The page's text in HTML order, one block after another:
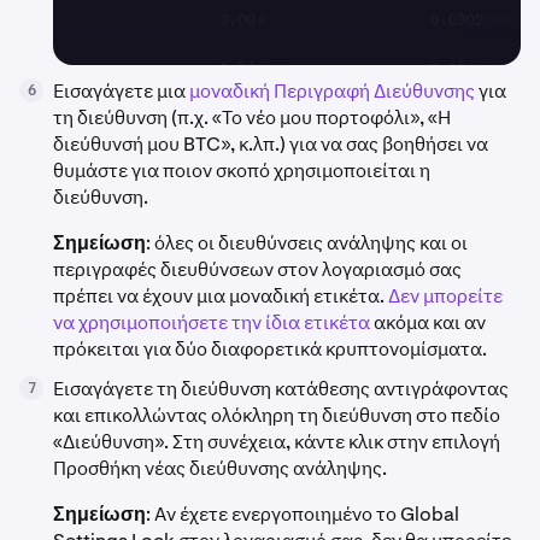
6 Εισαγάγετε μιαμοναδική Περιγραφή Διεύθυνσηςγια
τη διεύθυνση (π.χ. «Το νέο μου πορτοφόλι», «Η
διεύθυνσή μου BTC», κ.λπ.) για να σας βοηθήσει να
θυμάστε για ποιον σκοπό χρησιμοποιείται η
διεύθυνση.
Σημείωση: όλες οι διευθύνσεις ανάληψης και οι
περιγραφές διευθύνσεων στον λογαριασμό σας
πρέπει να έχουν μια μοναδική ετικέτα.Δεν μπορείτε
να χρησιμοποιήσετε την ίδια ετικέταακόμα και αν
πρόκειται για δύο διαφορετικά κρυπτονομίσματα.
7
Εισαγάγετε τη διεύθυνση κατάθεσης αντιγράφοντας
και επικολλώντας ολόκληρη τη διεύθυνση στο πεδίο
«Διεύθυνση». Στη συνέχεια, κάντε κλικ στην επιλογή
Προσθήκη νέας διεύθυνσης ανάληψης.
Σημείωση: Αν έχετε ενεργοποιημένο το Global